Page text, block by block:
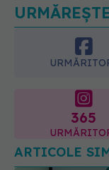
ARTICOLE